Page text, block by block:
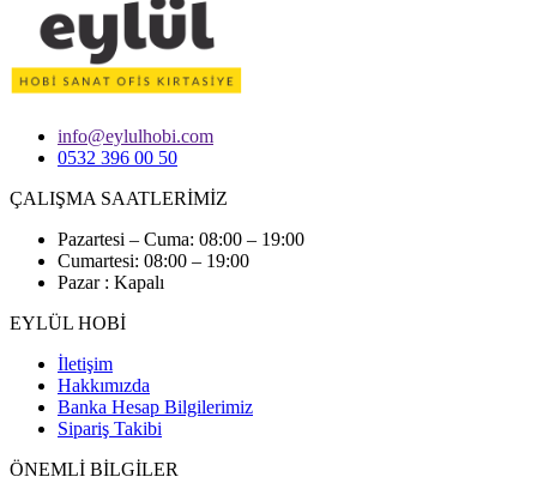
info@eylulhobi.com
0532 396 00 50
ÇALIŞMA SAATLERİMİZ
Pazartesi – Cuma: 08:00 – 19:00
Cumartesi: 08:00 – 19:00
Pazar : Kapalı
EYLÜL HOBİ
İletişim
Hakkımızda
Banka Hesap Bilgilerimiz
Sipariş Takibi
ÖNEMLİ BİLGİLER